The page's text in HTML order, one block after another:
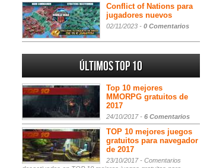
Conflict of Nations para
jugadores nuevos
02/11/2023 - 0 Comentarios
Últimos Top 10
Top 10 mejores
MMORPG gratuitos de
2017
24/10/2017 - 6 Comentarios
TOP 10 mejores juegos
gratuitos para navegador
de 2017
23/10/2017 - Comentarios